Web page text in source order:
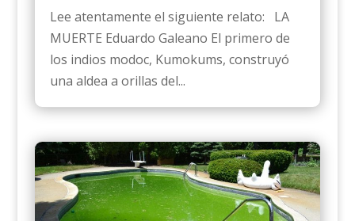
Lee atentamente el siguiente relato: LA
MUERTE Eduardo Galeano El primero de
los indios modoc, Kumokums, construyó
una aldea a orillas del...